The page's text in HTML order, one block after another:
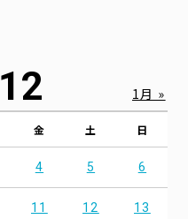
12
金 土 日
4 5 6
11 12 13
1月 »